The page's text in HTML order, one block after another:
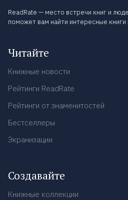
ReadRate — место встречи книг и
поможет вам найти интересные книги
Читайте
Книжные новости
Рейтинги ReadRate
Рейтинги от знаменитостей
Бестселлеры
Экранизации
Создавайте
Книжные коллекции